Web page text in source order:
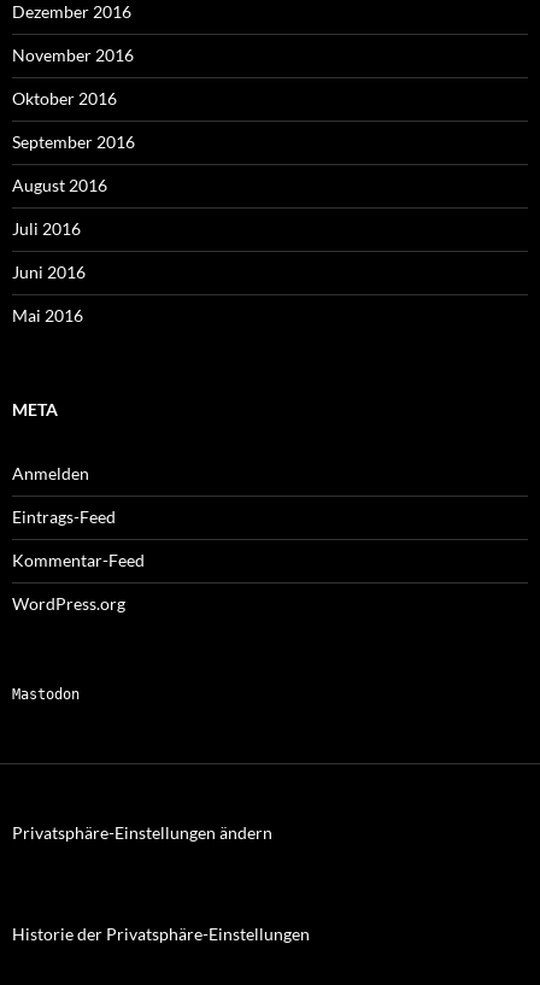
Dezember 2016
November 2016
Oktober 2016
September 2016
August 2016
Juli 2016
Juni 2016
Mai 2016
META
Anmelden
Eintrags-Feed
Kommentar-Feed
WordPress.org
Mastodon
Privatsphäre-Einstellungen ändern
Historie der Privatsphäre-Einstellungen